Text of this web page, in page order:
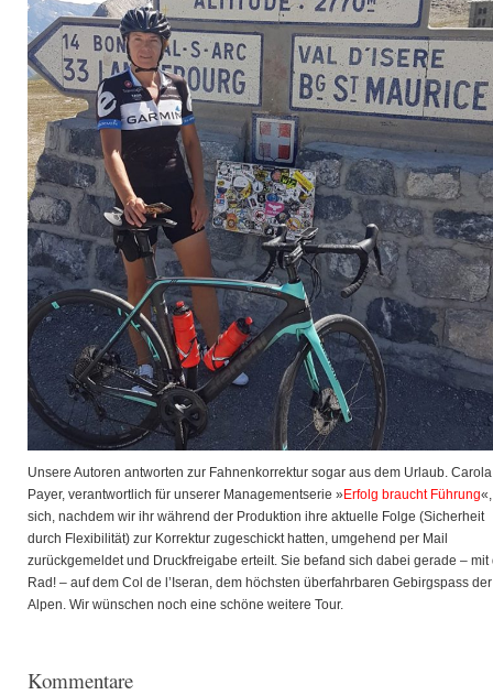
Unsere Autoren antworten zur Fahnenkorrektur sogar aus dem Urlaub. Carola
Payer, verantwortlich für unserer Managementserie »Erfolg braucht Führung
sich, nachdem wir ihr während der Produktion ihre aktuelle Folge (Sicherheit
durch Flexibilität) zur Korrektur zugeschickt hatten, umgehend per Mail
zurückgemeldet und Druckfreigabe erteilt. Sie befand sich dabei gerade – mit
Rad! – auf dem Col de l’Iseran, dem höchsten überfahrbaren Gebirgspass der
Alpen. Wir wünschen noch eine schöne weitere Tour.
Kommentare